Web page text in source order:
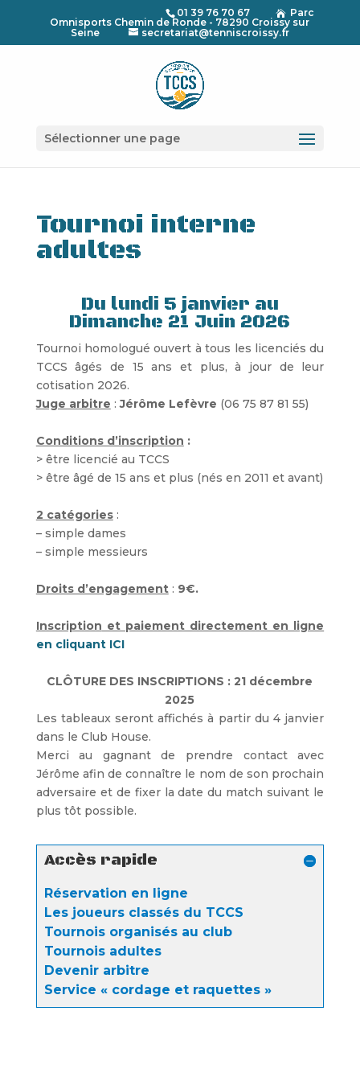
01 39 76 70 67  Parc
Omnisports Chemin de Ronde - 78290 Croissy sur
Seine
secretariat@tenniscroissy.fr
Sélectionner une page
Tournoi interne
adultes
Du lundi 5 janvier au
Dimanche 21 Juin 2026
Tournoi homologué ouvert à tous les licenciés du
TCCS âgés de 15 ans et plus, à jour de leur
cotisation 2026.
Juge arbitre :Jérôme Lefèvre (06 75 87 81 55)
Conditions d’inscription :
> être licencié au TCCS
> être âgé de 15 ans et plus (nés en 2011 et avant)
2 catégories:
– simple dames
– simple messieurs
Droits d’engagement: 9€.
Inscription et paiement directement en ligne
en cliquant ICI
CLÔTURE DES INSCRIPTIONS : 21 décembre
2025
Les tableaux seront affichés à partir du 4 janvier
dans le Club House.
Merci au gagnant de prendre contact avec
Jérôme afin de connaître le nom de son prochain
adversaire et de fixer la date du match suivant le
plus tôt possible.
Accès rapide
Réservation en ligne
Les joueurs classés du TCCS
Tournois organisés au club
Tournois adultes
Devenir arbitre
Service « cordage et raquettes »